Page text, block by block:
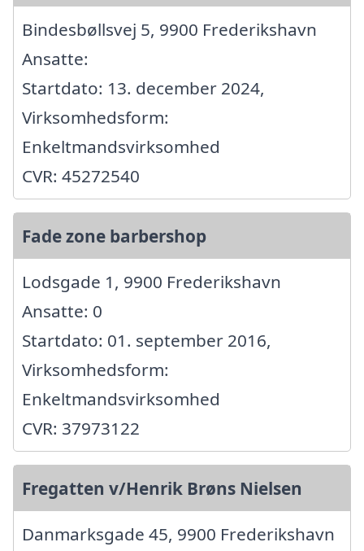
Bindesbøllsvej 5, 9900 Frederikshavn
Ansatte:
Startdato: 13. december 2024,
Virksomhedsform:
Enkeltmandsvirksomhed
CVR: 45272540
Fade zone barbershop
Lodsgade 1, 9900 Frederikshavn
Ansatte: 0
Startdato: 01. september 2016,
Virksomhedsform:
Enkeltmandsvirksomhed
CVR: 37973122
Fregatten v/Henrik Brøns Nielsen
Danmarksgade 45, 9900 Frederikshavn